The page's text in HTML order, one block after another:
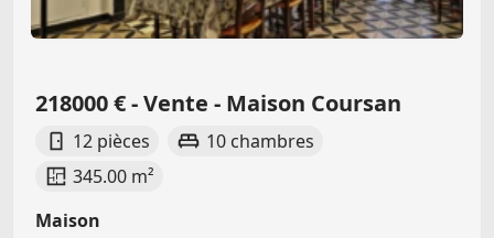
218000 € - Vente - Maison Coursan
12 pièces
10 chambres
345.00 m²
Maison